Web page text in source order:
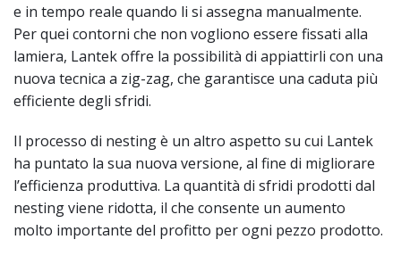
e in tempo reale quando li si assegna manualmente.
Per quei contorni che non vogliono essere fissati alla
lamiera, Lantek offre la possibilità di appiattirli con una
nuova tecnica a zig-zag, che garantisce una caduta più
efficiente degli sfridi.
Il processo di nesting è un altro aspetto su cui Lantek
ha puntato la sua nuova versione, al fine di migliorare
l’efficienza produttiva. La quantità di sfridi prodotti dal
nesting viene ridotta, il che consente un aumento
molto importante del profitto per ogni pezzo prodotto.